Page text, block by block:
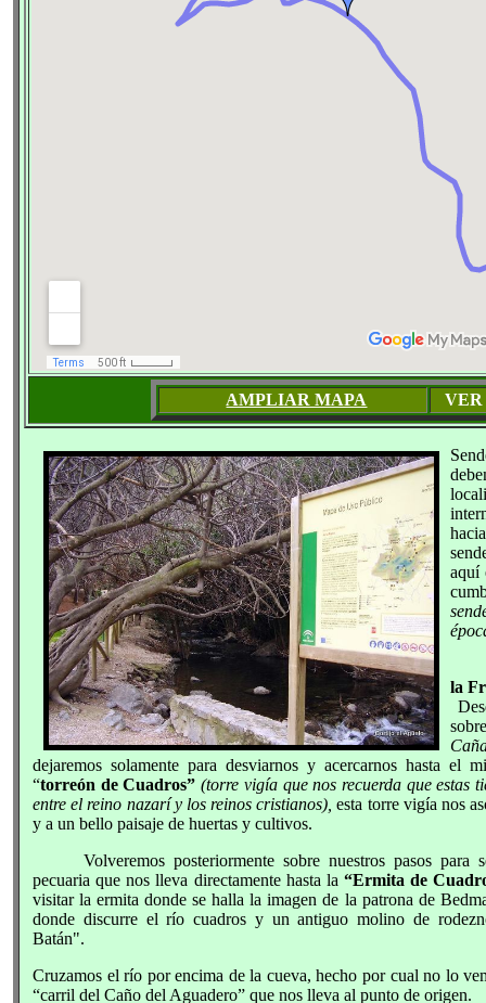
AMPLIAR MAPA VER
aquí
la
dejaremos solamente para desviarnos y acercarnos hasta el
“torreón de Cuadros” (torre vigía que nos recuerda que estas
entre el reino nazarí y los reinos cristianos),esta torre vigía nos
y a un bello paisaje de huertas y cultivos.
Volveremos posteriormente sobre nuestros pasos
pecuaria que nos lleva directamente hasta la “Ermita de
visitar la ermita donde se halla la imagen de la patrona de
donde discurre el río cuadros y un antiguo molino de
Batán".
Cruzamos el río por encima de la cueva, hecho por cual no lo
“carril del Caño del Aguadero” que nos lleva al punto de origen.